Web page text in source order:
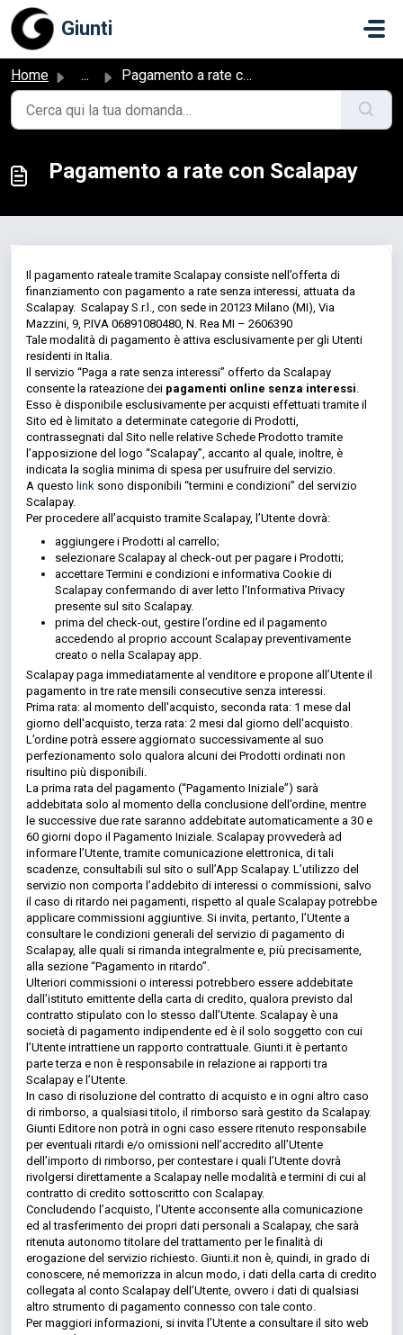
Salta al contenuto principale
Giunti
Home ... Pagamento a rate con Scalapay
Pagamento a rate con Scalapay
Il pagamento rateale tramite Scalapay consiste nell’offerta di
finanziamento con pagamento a rate senza interessi, attuata da
Scalapay. Scalapay S.r.l., con sede in 20123 Milano (MI), Via
Mazzini, 9, P.IVA 06891080480, N. Rea MI – 2606390
Tale modalità di pagamento è attiva esclusivamente per gli Utenti
residenti in Italia.
Il servizio “Paga a rate senza interessi” offerto da Scalapay
consente la rateazione dei pagamenti online senza interessi.
Esso è disponibile esclusivamente per acquisti effettuati tramite il
Sito ed è limitato a determinate categorie di Prodotti,
contrassegnati dal Sito nelle relative Schede Prodotto tramite
l’apposizione del logo “Scalapay”, accanto al quale, inoltre, è
indicata la soglia minima di spesa per usufruire del servizio.
A questo link sono disponibili “termini e condizioni” del servizio
Scalapay.
Per procedere all’acquisto tramite Scalapay, l’Utente dovrà:
aggiungere i Prodotti al carrello;
selezionare Scalapay al check-out per pagare i Prodotti;
accettare Termini e condizioni e informativa Cookie di
Scalapay confermando di aver letto l’Informativa Privacy
presente sul sito Scalapay.
prima del check-out, gestire l’ordine ed il pagamento
accedendo al proprio account Scalapay preventivamente
creato o nella Scalapay app.
Scalapay paga immediatamente al venditore e propone all’Utente il
pagamento in tre rate mensili consecutive senza interessi.
Prima rata: al momento dell'acquisto, seconda rata: 1 mese dal
giorno dell'acquisto, terza rata: 2 mesi dal giorno dell'acquisto.
L’ordine potrà essere aggiornato successivamente al suo
perfezionamento solo qualora alcuni dei Prodotti ordinati non
risultino più disponibili.
La prima rata del pagamento (“Pagamento Iniziale”) sarà
addebitata solo al momento della conclusione dell’ordine, mentre
le successive due rate saranno addebitate automaticamente a 30 e
60 giorni dopo il Pagamento Iniziale. Scalapay provvederà ad
informare l’Utente, tramite comunicazione elettronica, di tali
scadenze, consultabili sul sito o sull’App Scalapay. L’utilizzo del
servizio non comporta l’addebito di interessi o commissioni, salvo
il caso di ritardo nei pagamenti, rispetto al quale Scalapay potrebbe
applicare commissioni aggiuntive. Si invita, pertanto, l’Utente a
consultare le condizioni generali del servizio di pagamento di
Scalapay, alle quali si rimanda integralmente e, più precisamente,
alla sezione “Pagamento in ritardo”.
Ulteriori commissioni o interessi potrebbero essere addebitate
dall’istituto emittente della carta di credito, qualora previsto dal
contratto stipulato con lo stesso dall’Utente. Scalapay è una
società di pagamento indipendente ed è il solo soggetto con cui
l’Utente intrattiene un rapporto contrattuale. Giunti.it è pertanto
parte terza e non è responsabile in relazione ai rapporti tra
Scalapay e l’Utente.
In caso di risoluzione del contratto di acquisto e in ogni altro caso
di rimborso, a qualsiasi titolo, il rimborso sarà gestito da Scalapay.
Giunti Editore non potrà in ogni caso essere ritenuto responsabile
per eventuali ritardi e/o omissioni nell’accredito all’Utente
dell’importo di rimborso, per contestare i quali l’Utente dovrà
rivolgersi direttamente a Scalapay nelle modalità e termini di cui al
contratto di credito sottoscritto con Scalapay.
Concludendo l’acquisto, l’Utente acconsente alla comunicazione
ed al trasferimento dei propri dati personali a Scalapay, che sarà
ritenuta autonomo titolare del trattamento per le finalità di
erogazione del servizio richiesto. Giunti.it non è, quindi, in grado di
conoscere, né memorizza in alcun modo, i dati della carta di credito
collegata al conto Scalapay dell’Utente, ovvero i dati di qualsiasi
altro strumento di pagamento connesso con tale conto.
Per maggiori informazioni, si invita l’Utente a consultare il sito web